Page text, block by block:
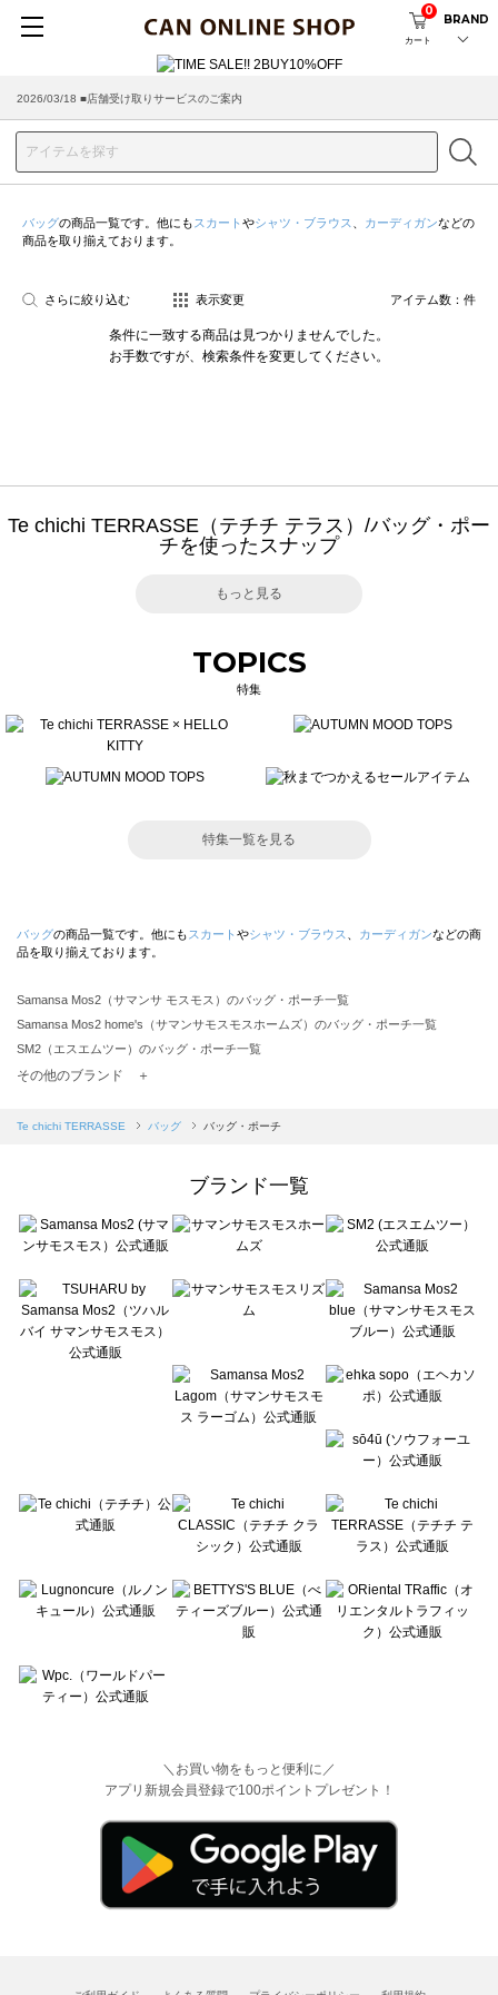
カート
0
BRAND
2026/03/18 ■店舗受け取りサービスのご案内
バッグの商品一覧です。他にも スカート やシャツ・ブラウス カーディガンなどの
商品を取り揃えております。
さらに絞り込む 表示変更 アイテム数： 件
条件に一致する商品は見つかりませんでした。
お手数ですが、検索条件を変更してください。
Te chichi TERRASSE（テチチ テラス）/バッグ・ポー
チを使ったスナップ
もっと見る
TOPICS
特集
特集一覧を見る
バッグの商品一覧です。他にも スカート やシャツ・ブラウス カーディガンなどの商
品を取り揃えております。
Samansa Mos2（サマンサ モスモス）のバッグ・ポーチ一覧
Samansa Mos2 home's（サマンサモスモスホームズ）のバッグ・ポーチ一覧
SM2（エスエムツー）のバッグ・ポーチ一覧
Samansa Mos2 blue（サマンサモスモス ブルー）のバッグ・ポーチ一覧
sō4ū（ソウフォーユー）のバッグ・ポーチ一覧
Te chichi（テチチ）のバッグ・ポーチ一覧
Te chichi CLASSIC（テチチ クラシック）のバッグ・ポーチ一覧
Lugnoncure（ルノンキュール）のバッグ・ポーチ一覧
BETTY'S BLUE（べティーズブルー）のバッグ・ポーチ一覧
Wpc.（ワールドパーティー）のバッグ・ポーチ一覧
その他のブランド ＋
Te chichi TERRASSE バッグ バッグ・ポーチ
ブランド一覧
＼お買い物をもっと便利に／
アプリ新規会員登録で100ポイントプレゼント！